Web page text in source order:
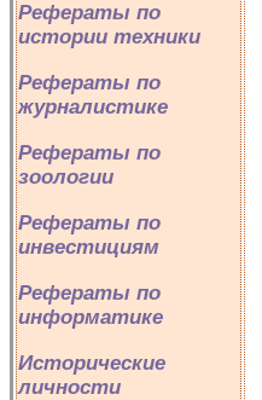
Рефераты по
истории техники
Рефераты по
журналистике
Рефераты по
зоологии
Рефераты по
инвестициям
Рефераты по
информатике
Исторические
личности